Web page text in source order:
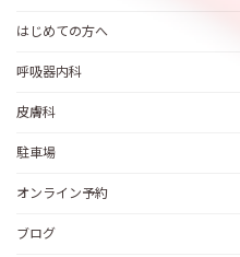
はじめての方へ
呼吸器内科
皮膚科
駐車場
オンライン予約
ブログ